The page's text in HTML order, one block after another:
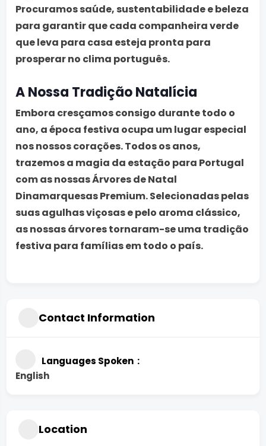
Procuramos saúde, sustentabilidade e beleza
para garantir que cada companheira verde
que leva para casa esteja pronta para
prosperar no clima português.
A Nossa Tradição Natalícia
Embora cresçamos consigo durante todo o
ano, a época festiva ocupa um lugar especial
nos nossos corações. Todos os anos,
trazemos a magia da estação para Portugal
com as nossas Árvores de Natal
Dinamarquesas Premium. Selecionadas pelas
suas agulhas viçosas e pelo aroma clássico,
as nossas árvores tornaram-se uma tradição
festiva para famílias em todo o país.
Contact Information
Languages Spoken
English
Location